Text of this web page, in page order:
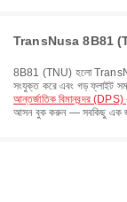
TransNusa 8B81
8B81 (TNU) হলো
সংযুক্ত করে এবং গড় ফ্লাইট
আন্তর্জাতিক বিমানবন্দর (DPS)
আসন বুক করুন — সবকিছু এক